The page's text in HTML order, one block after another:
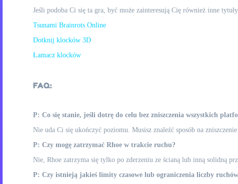
Jeśli podoba Ci się ta gra, być może zainteresują Cię również inne
Tsunami Brainrots Online
Dotknij klocków 3D
Łamacz klocków
FAQ:
P: Co się stanie, jeśli dotrę do celu bez zniszczenia wszystkich
Nie uda Ci się ukończyć poziomu. Musisz znaleźć sposób na
P: Czy mogę zatrzymać Rhoe w trakcie ruchu?
Nie, Rhoe zatrzyma się tylko po zderzeniu ze ścianą lub inną solidną
P: Czy istnieją jakieś limity czasowe lub ograniczenia liczby